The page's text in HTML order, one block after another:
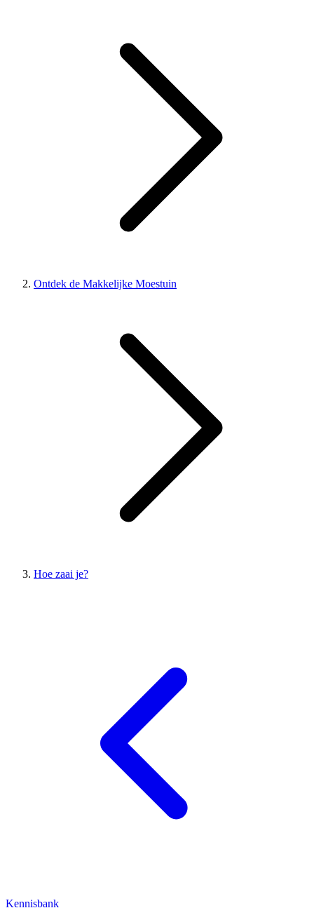
Ontdek de Makkelijke Moestuin
Hoe zaai je?
Kennisbank